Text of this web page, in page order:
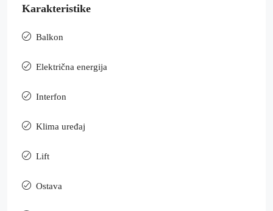
Karakteristike
Balkon
Električna energija
Interfon
Klima uređaj
Lift
Ostava